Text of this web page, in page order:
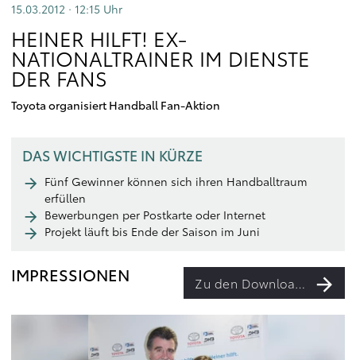
15.03.2012 · 12:15 Uhr
HEINER HILFT! EX-
NATIONALTRAINER IM DIENSTE
DER FANS
Toyota organisiert Handball Fan-Aktion
DAS WICHTIGSTE IN KÜRZE
Fünf Gewinner können sich ihren Handballtraum
erfüllen
Bewerbungen per Postkarte oder Internet
Projekt läuft bis Ende der Saison im Juni
IMPRESSIONEN Zu den Downloads